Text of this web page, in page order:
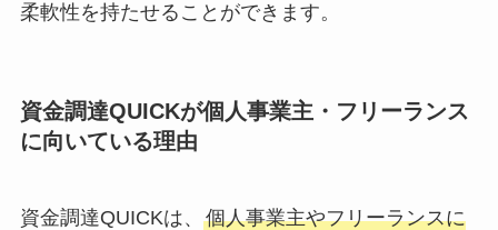
柔軟性を持たせることができます。
資金調達QUICKが個人事業主・フリーランス
に向いている理由
資金調達QUICKは、 個人事業主やフリーランスに